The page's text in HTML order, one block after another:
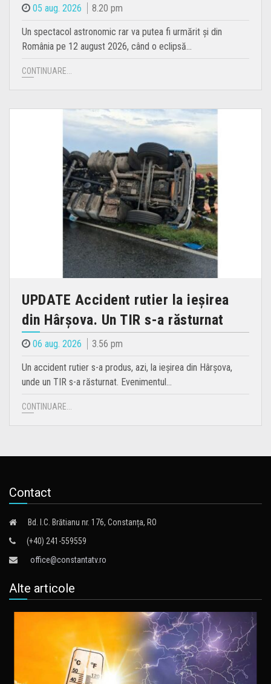
05 aug. 2026 8.20 pm
Un spectacol astronomic rar va putea fi urmărit și din
România pe 12 august 2026, când o eclipsă…
CONTINUARE...
UPDATE Accident rutier la ieșirea
din Hârșova. Un TIR s-a răsturnat
06 aug. 2026 3.56 pm
Un accident rutier s-a produs, azi, la ieșirea din Hârșova,
unde un TIR s-a răsturnat. Evenimentul…
CONTINUARE...
Contact
Bd. I.C. Brătianu nr. 176, Constanța, RO
(+40) 241-559559
office@constantatv.ro
Alte articole